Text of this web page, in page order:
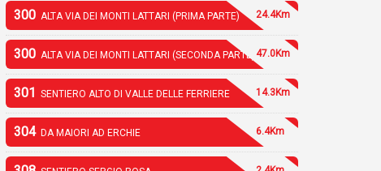
300 ALTA VIA DEI MONTI LATTARI (PRIMA PARTE) 24.4Km
300 ALTA VIA DEI MONTI LATTARI (SECONDA PARTE) 47.0Km
301 SENTIERO ALTO DI VALLE DELLE FERRIERE 14.3Km
304 DA MAIORI AD ERCHIE 6.4Km